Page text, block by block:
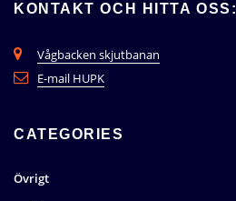
KONTAKT OCH HITTA OSS:
Vågbacken skjutbanan
E-mail HUPK
CATEGORIES
Övrigt